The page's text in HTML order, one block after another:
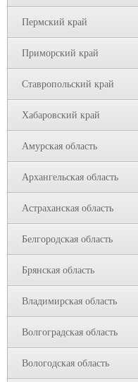
Пермский край
Приморский край
Ставропольский край
Хабаровский край
Амурская область
Архангельская область
Астраханская область
Белгородская область
Брянская область
Владимирская область
Волгоградская область
Вологодская область